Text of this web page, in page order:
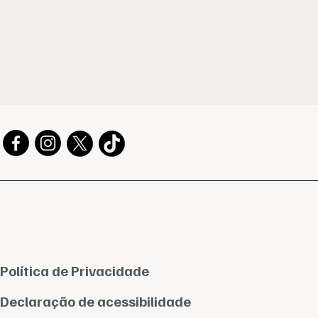
Política de Privacidade
Declaração de acessibilidade